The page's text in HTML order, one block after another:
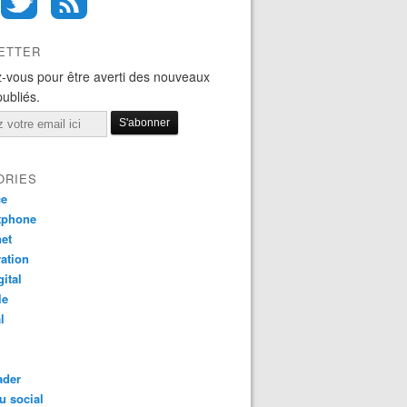
vous pour être averti des nouveaux
social